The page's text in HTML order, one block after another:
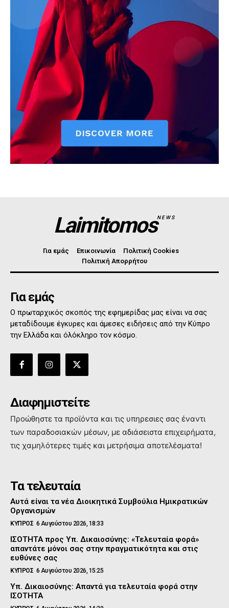
LaimitomosNEWS
Για εμάς Επικοινωνία
Πολιτική Cookies
Πολιτική Απορρήτου
Για εμάς
Ο πρωταρχικός σκοπός της εφημερίδας μας είναι να σας
μεταδίδουμε έγκυρες και άμεσες ειδήσεις από την Κύπρο
την Ελλάδα και όλόκληρο τον κόσμο.
Διαφημιστείτε
Προώθηστε τα προϊόντα και τις υπηρεσιες σας έναντι
των παραδοσιακών μέσων, με αδιάσειστα επιχειρήματα,
τις χαμηλότερες τιμές και μετρήσιμα αποτελέσματα!
Τα τελευταία
Αυτά είναι τα νέα Διοικητικά Συμβούλια Ημικρατικών
Οργανισμών
ΚΥΠΡΟΣ 6 Αυγούστου 2026, 18:33
ΙΣΟΤΗΤΑ προς Υπ. Δικαιοσύνης: «Τελευταία φορά»
απαντάτε μόνοι σας στην πραγματικότητα και στις
ευθύνες σας
ΚΥΠΡΟΣ 6 Αυγούστου 2026, 15:25
Υπ. Δικαιοσύνης: Απαντά για τελευταία φορά στην
ΙΣΟΤΗΤΑ